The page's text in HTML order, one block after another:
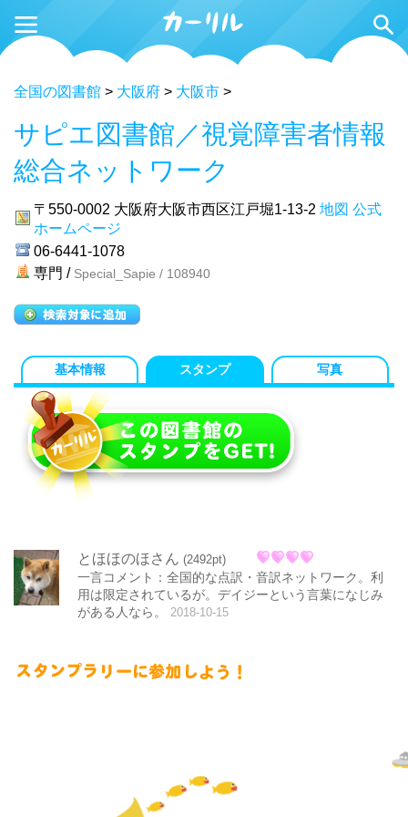
全国の図書館 > 大阪府 > 大阪市 >
サピエ図書館／視覚障害者情報
総合ネットワーク
〒550-0002 大阪府大阪市西区江戸堀1-13-2 地図 公式
ホームページ
06-6441-1078
専門 / Special_Sapie / 108940
基本情報 スタンプ 写真
とほほのほさん (2492pt)
一言コメント：全国的な点訳・音訳ネットワーク。利
用は限定されているが。デイジーという言葉になじみ
がある人なら。
2018-10-15